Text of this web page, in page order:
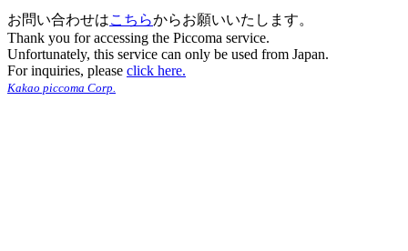
お問い合わせはこちらからお願いいたします。
Thank you for accessing the Piccoma service.
Unfortunately, this service can only be used from Japan.
For inquiries, please click here.
Kakao piccoma Corp.